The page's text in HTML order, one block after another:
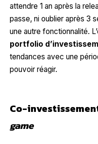
attendre 1 an après la
passe, ni oublier après 3
une autre fonctionnalité.
portfolio
tendances avec une
pouvoir réagir.
Co-
game